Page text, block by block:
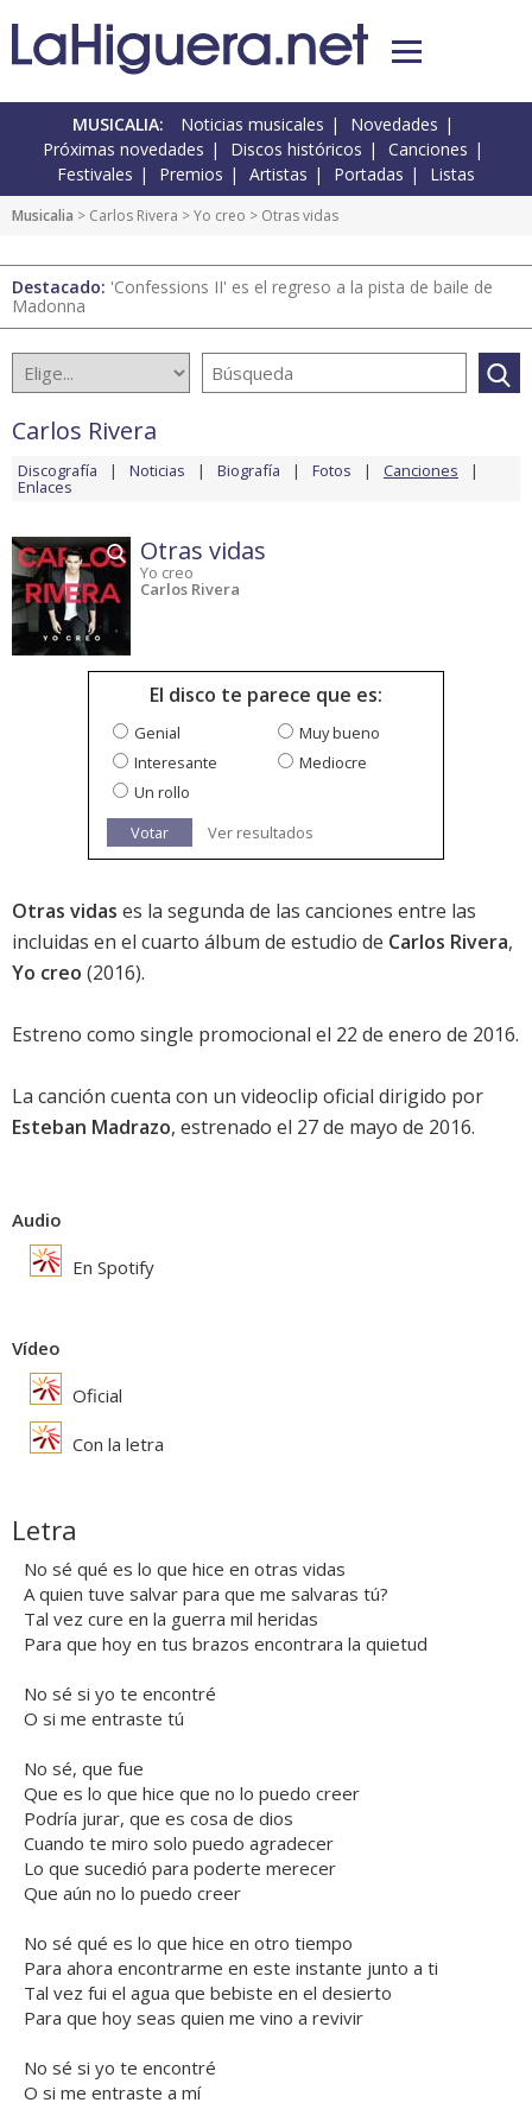
MUSICALIA: Noticias musicales
Novedades
Próximas novedades
Discos históricos
Canciones
Festivales
Premios Artistas Portadas Listas
Musicalia > Carlos Rivera >Yo creo > Otras vidas
Destacado: 'Confessions II' es el regreso a la pista de baile de
Madonna
Carlos Rivera
Discografía Noticias Biografía Fotos Canciones
Enlaces
Otras vidas
Yo creo
Carlos Rivera
El disco te parece que es:
Genial
Muy bueno
Interesante
Mediocre
Un rollo
Votar
Ver resultados
Otras vidas es la segunda de las canciones entre las
incluidas en el cuarto álbum de estudio de Carlos Rivera,
Yo creo (2016).
Estreno como single promocional el 22 de enero de 2016.
La canción cuenta con un videoclip oficial dirigido por
Esteban Madrazo, estrenado el 27 de mayo de 2016.
Audio
En Spotify
Vídeo
Oficial
Con la letra
Letra
No sé qué es lo que hice en otras vidas
A quien tuve salvar para que me salvaras tú?
Tal vez cure en la guerra mil heridas
Para que hoy en tus brazos encontrara la quietud
No sé si yo te encontré
O si me entraste tú
No sé, que fue
Que es lo que hice que no lo puedo creer
Podría jurar, que es cosa de dios
Cuando te miro solo puedo agradecer
Lo que sucedió para poderte merecer
Que aún no lo puedo creer
No sé qué es lo que hice en otro tiempo
Para ahora encontrarme en este instante junto a ti
Tal vez fui el agua que bebiste en el desierto
Para que hoy seas quien me vino a revivir
No sé si yo te encontré
O si me entraste a mí